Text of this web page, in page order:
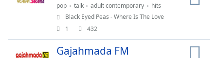
pop talk adult contemporary
hits
Black Eyed Peas - Where Is The Love
1
432
Gajahmada FM